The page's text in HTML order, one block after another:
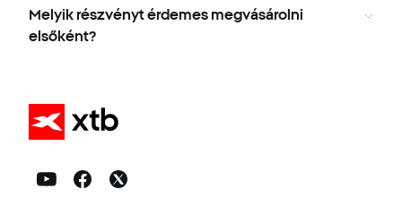
Melyik részvényt érdemes megvásárolni
elsőként?